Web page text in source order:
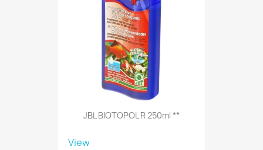
JBL BIOTOPOL R 250ml **
View